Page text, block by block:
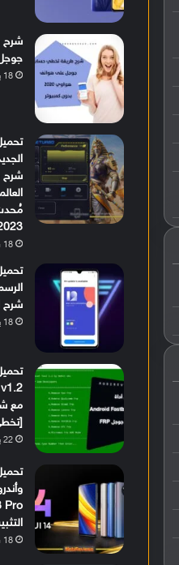
شرح
18 يوليو 2025
شرح
18 سبتمبر 2025
شرح
18 يوليو 2025
مع
22 يوليو 2025
18 سبتمبر 2025